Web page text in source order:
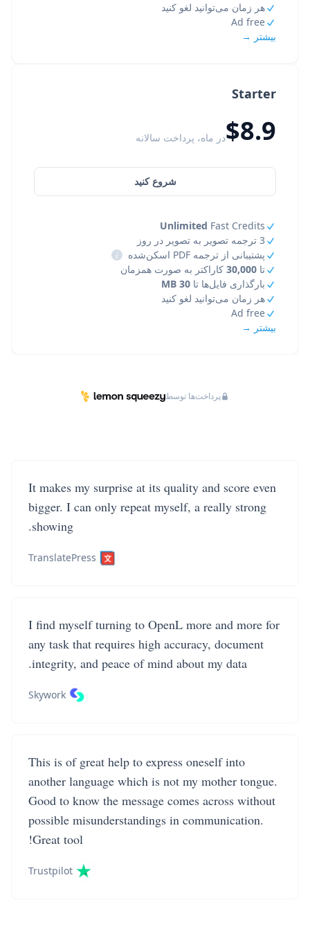
Starter
$8.9در ماه، پرداخت سالانه
شروع کنید
Unlimited Fast Credits
3 ترجمه تصویر به تصویر در روز
پشتیبانی از ترجمه PDF اسکن‌شده
i
تا 30,000 کاراکتر به صورت همزمان
بارگذاری فایل‌ها تا 30 MB
هر زمان می‌توانید لغو کنید
Ad free
بیشتر →
هر زمان می‌توانید لغو کنید
Ad free
بیشتر →
پرداخت‌ها توسط
It makes my surprise at its quality and score even
bigger. I can only repeat myself, a really strong
showing.
TranslatePress
I find myself turning to OpenL more and more for
any task that requires high accuracy, document
integrity, and peace of mind about my data.
Skywork
This is of great help to express oneself into
another language which is not my mother tongue.
Good to know the message comes across without
possible misunderstandings in communication.
Great tool!
Trustpilot